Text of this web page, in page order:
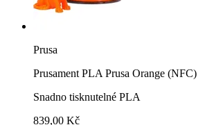
Prusa
Prusament PLA Prusa Orange (NFC)
Snadno tisknutelné PLA
839,00 Kč